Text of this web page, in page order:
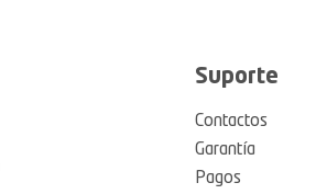
Suporte
Contactos
Garantía
Pagos